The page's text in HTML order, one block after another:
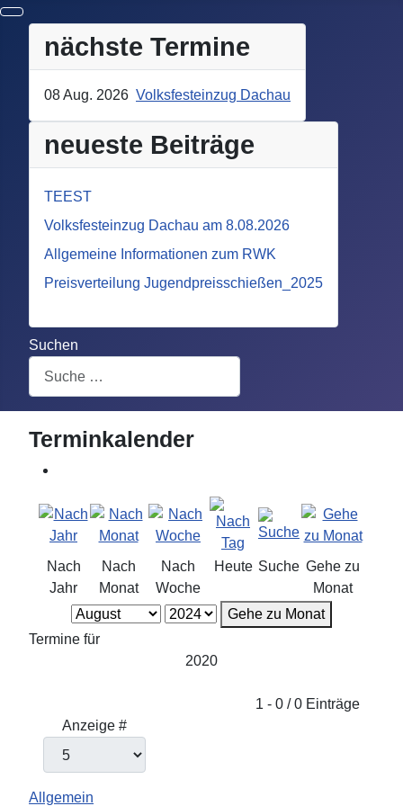
nächste Termine
08 Aug. 2026 Volksfesteinzug Dachau
neueste Beiträge
TEEST
Volksfesteinzug Dachau am 8.08.2026
Allgemeine Informationen zum RWK
Preisverteilung Jugendpreisschießen_2025
Suchen
Terminkalender
Nach
Jahr
Nach
Monat
Nach
Woche
Heute Suche Gehe zu
Monat
Gehe zu Monat
Termine für
2020
1 - 0 / 0 Einträge
Anzeige #
Allgemein